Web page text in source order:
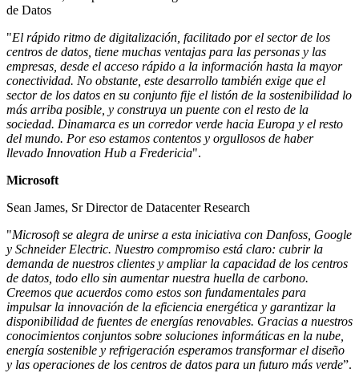
de Datos
"El rápido ritmo de digitalización, facilitado por el sector de los
centros de datos, tiene muchas ventajas para las personas y las
empresas, desde el acceso rápido a la información hasta la mayor
conectividad. No obstante, este desarrollo también exige que el
sector de los datos en su conjunto fije el listón de la sostenibilidad lo
más arriba posible, y construya un puente con el resto de la
sociedad. Dinamarca es un corredor verde hacia Europa y el resto
del mundo. Por eso estamos contentos y orgullosos de haber
llevado Innovation Hub a Fredericia".
Microsoft
Sean James, Sr Director de Datacenter Research
"Microsoft se alegra de unirse a esta iniciativa con Danfoss, Google
y Schneider Electric. Nuestro compromiso está claro: cubrir la
demanda de nuestros clientes y ampliar la capacidad de los centros
de datos, todo ello sin aumentar nuestra huella de carbono.
Creemos que acuerdos como estos son fundamentales para
impulsar la innovación de la eficiencia energética y garantizar la
disponibilidad de fuentes de energías renovables. Gracias a nuestros
conocimientos conjuntos sobre soluciones informáticas en la nube,
energía sostenible y refrigeración esperamos transformar el diseño
y las operaciones de los centros de datos para un futuro más verde”.